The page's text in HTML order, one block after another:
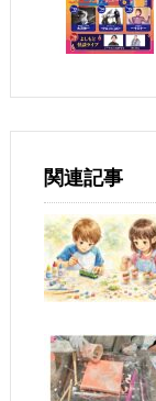
関連記事